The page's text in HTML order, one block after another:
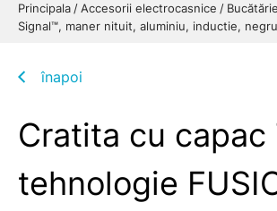
Principala Accesorii electrocasnice
Signal™, maner nituit, aluminiu, inductie, negru
înapoi
Cratita cu
tehnologie